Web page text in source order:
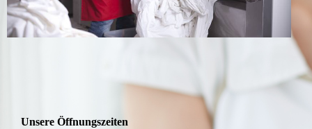
Unsere Öffnungszeiten